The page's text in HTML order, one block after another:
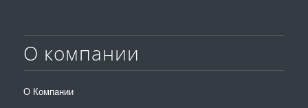
О компании
О Компании